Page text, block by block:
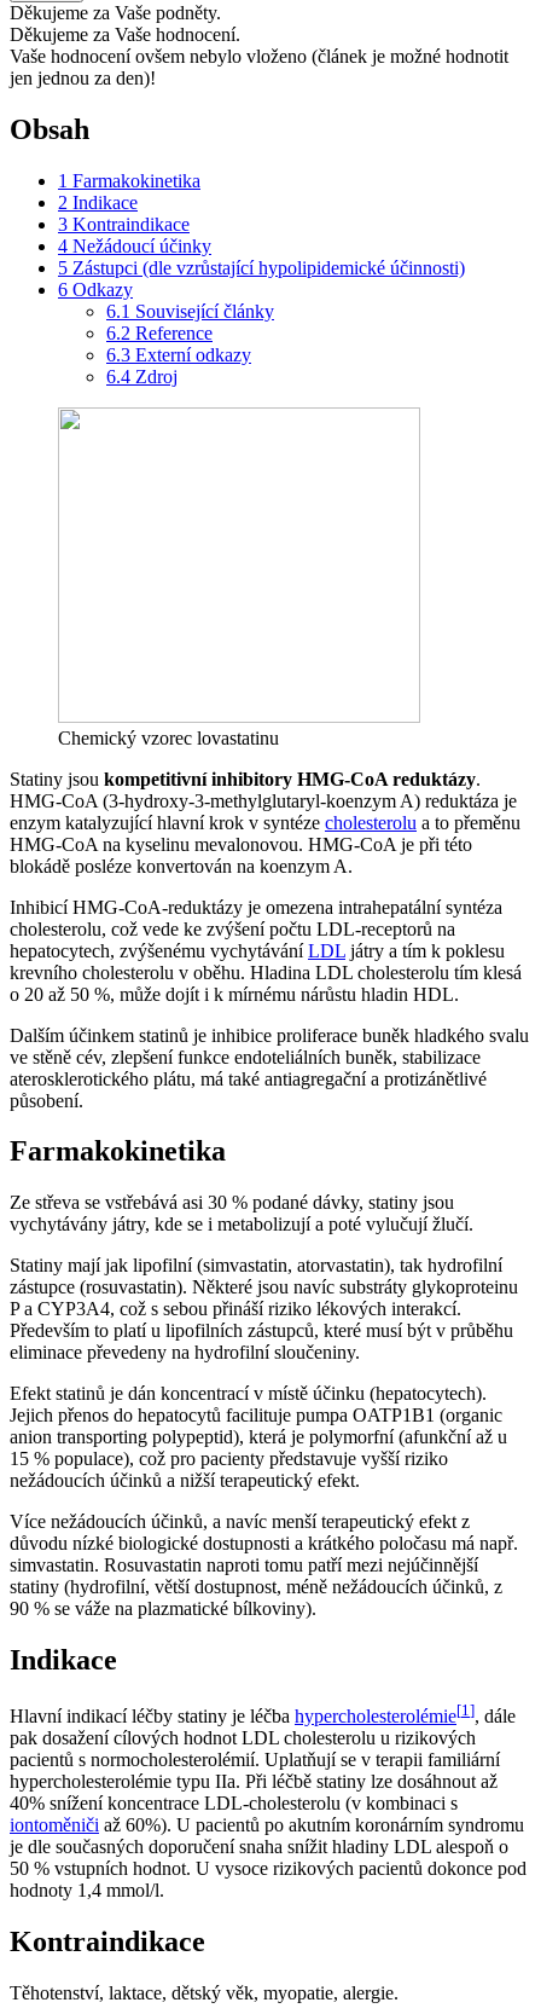
Děkujeme za Vaše podněty.
Děkujeme za Vaše hodnocení.
Vaše hodnocení ovšem nebylo vloženo (článek je možné hodnotit
jen jednou za den)!
Obsah
1 Farmakokinetika
2 Indikace
3 Kontraindikace
4 Nežádoucí účinky
5 Zástupci (dle vzrůstající hypolipidemické účinnosti)
6 Odkazy
6.1 Související články
6.2 Reference
6.3 Externí odkazy
6.4 Zdroj
Chemický vzorec lovastatinu
Statiny jsou kompetitivní inhibitory HMG-CoA reduktázy.
HMG-CoA (3-hydroxy-3-methylglutaryl-koenzym A) reduktáza je
enzym katalyzující hlavní krok v syntéze cholesterolu a to přeměnu
HMG-CoA na kyselinu mevalonovou. HMG-CoA je při této
blokádě posléze konvertován na koenzym A.
Inhibicí HMG-CoA-reduktázy je omezena intrahepatální syntéza
cholesterolu, což vede ke zvýšení počtu LDL-receptorů na
hepatocytech, zvýšenému vychytáváníLDL játry a tím k poklesu
krevního cholesterolu v oběhu. Hladina LDL cholesterolu tím klesá
o 20 až 50 %, může dojít i k mírnému nárůstu hladin HDL.
Dalším účinkem statinů je inhibice proliferace buněk hladkého svalu
ve stěně cév, zlepšení funkce endoteliálních buněk, stabilizace
aterosklerotického plátu, má také antiagregační a protizánětlivé
působení.
Farmakokinetika
Ze střeva se vstřebává asi 30 % podané dávky, statiny jsou
vychytávány játry, kde se i metabolizují a poté vylučují žlučí.
Statiny mají jak lipofilní (simvastatin, atorvastatin), tak hydrofilní
zástupce (rosuvastatin). Některé jsou navíc substráty glykoproteinu
P a CYP3A4, což s sebou přináší riziko lékových interakcí.
Především to platí u lipofilních zástupců, které musí být v průběhu
eliminace převedeny na hydrofilní sloučeniny.
Efekt statinů je dán koncentrací v místě účinku (hepatocytech).
Jejich přenos do hepatocytů facilituje pumpa OATP1B1 (organic
anion transporting polypeptid), která je polymorfní (afunkční až u
15 % populace), což pro pacienty představuje vyšší riziko
nežádoucích účinků a nižší terapeutický efekt.
Více nežádoucích účinků, a navíc menší terapeutický efekt z
důvodu nízké biologické dostupnosti a krátkého poločasu má např.
simvastatin. Rosuvastatin naproti tomu patří mezi nejúčinnější
statiny (hydrofilní, větší dostupnost, méně nežádoucích účinků, z
90 % se váže na plazmatické bílkoviny).
Indikace
Hlavní indikací léčby statiny je léčba hypercholesterolémie[1], dále
pak dosažení cílových hodnot LDL cholesterolu u rizikových
pacientů s normocholesterolémií. Uplatňují se v terapii familiární
hypercholesterolémie typu IIa. Při léčbě statiny lze dosáhnout až
40% snížení koncentrace LDL-cholesterolu (v kombinaci s
iontoměniči až 60%). U pacientů po akutním koronárním syndromu
je dle současných doporučení snaha snížit hladiny LDL alespoň o
50 % vstupních hodnot. U vysoce rizikových pacientů dokonce pod
hodnoty 1,4 mmol/l.
Kontraindikace
Těhotenství, laktace, dětský věk, myopatie, alergie.